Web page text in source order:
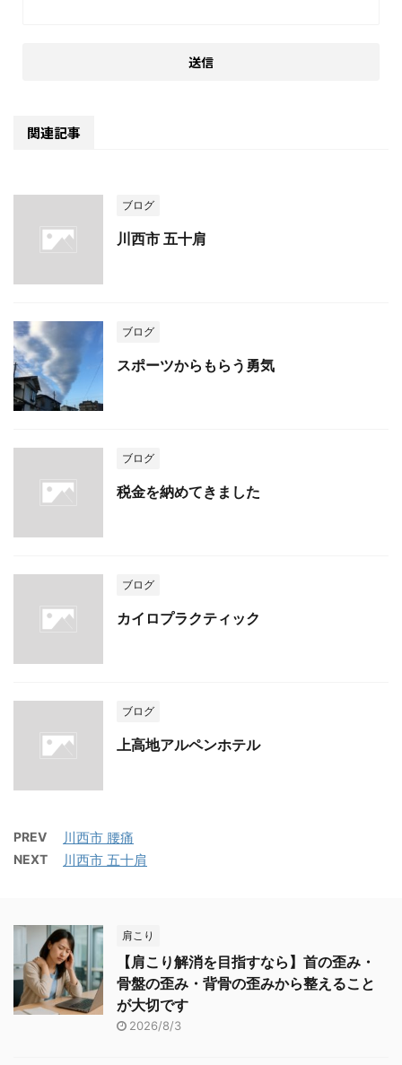
関連記事
ブログ
川西市 五十肩
ブログ
スポーツからもらう勇気
ブログ
税金を納めてきました
ブログ
カイロプラクティック
ブログ
上高地アルペンホテル
PREV 川西市 腰痛
NEXT 川西市 五十肩
肩こり
【肩こり解消を目指すなら】首の歪み・
骨盤の歪み・背骨の歪みから整えること
が大切です
2026/8/3